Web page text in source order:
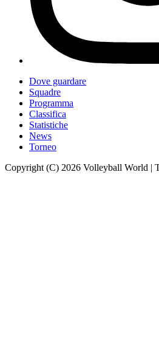
Dove guardare
Squadre
Programma
Classifica
Statistiche
News
Torneo
Copyright (C) 2026 Volleyball World |